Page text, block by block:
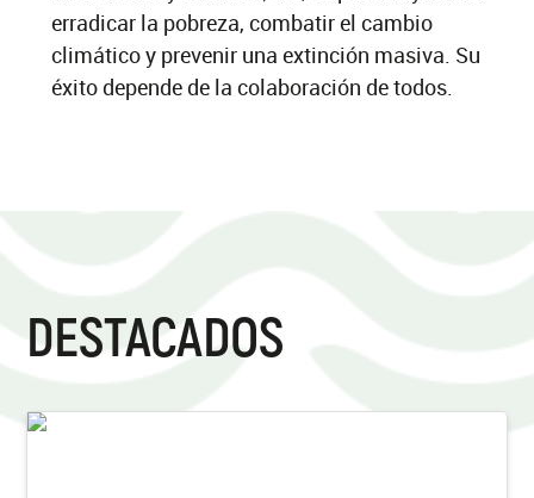
erradicar la pobreza, combatir el cambio
climático y prevenir una extinción masiva. Su
éxito depende de la colaboración de todos.
DESTACADOS